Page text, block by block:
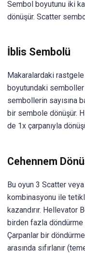
Sembol boyutunu iki
dönüşür. Scatter
İblis Sembolü
Makaralardaki rastgele
boyutundaki semboller
sembollerin sayısına
bir sembole dönüşür.
de 1x çarpanıyla
Cehennem
Bu oyun 3 Scatter
kombinasyonu ile
kazandırır.
birden fazla döndürme
Çarpanlar bir
arasında sıfırlanır